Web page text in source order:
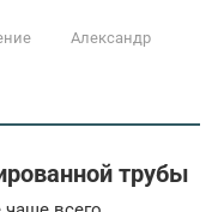
Александр
трубы